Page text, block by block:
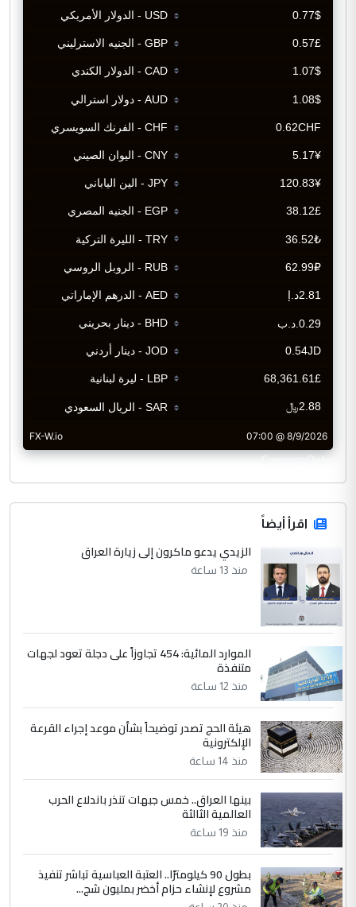
CurrencyRate
اقرأ أيضاً
الزيدي يدعو ماكرون إلى زيارة العراق
منذ 13 ساعة
الموارد المائية: 454 تجاوزاً على دجلة تعود لجهات
متنفذة
منذ 12 ساعة
هيئة الحج تصدر توضيحاً بشأن موعد إجراء القرعة
الإلكترونية
منذ 14 ساعة
بينها العراق.. خمس جبهات تنذر باندلاع الحرب
العالمية الثالثة
منذ 19 ساعة
بطول 90 كيلومترًا.. العتبة العباسية تباشر تنفيذ
مشروع لإنشاء حزام أخضر بمليون شج...